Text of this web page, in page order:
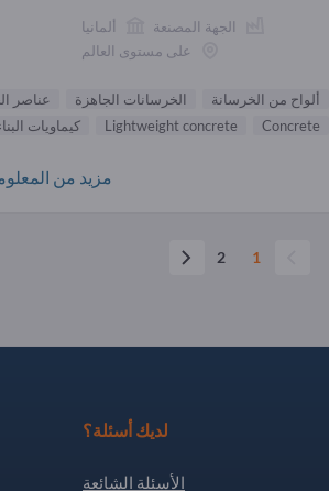
الجهة المصنعة
ألمانيا
على مستوى العالم
ألواح من الخرسانة الخرسانات الجاهزة عناصر
Concrete
Lightweight concrete كيماويات
مزيد من
1
2
لديك أسئلة؟
الأسئلة الشائعة